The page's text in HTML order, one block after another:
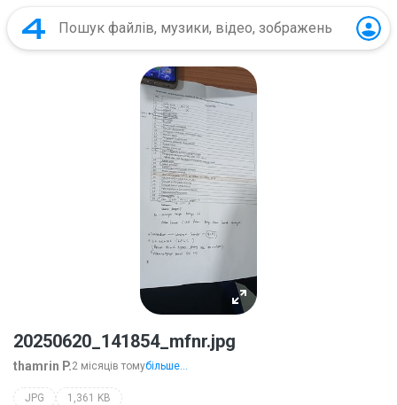
20250620_141854_mfnr.jpg
thamrin P.2 місяців томубільше...
JPG 1,361 KB